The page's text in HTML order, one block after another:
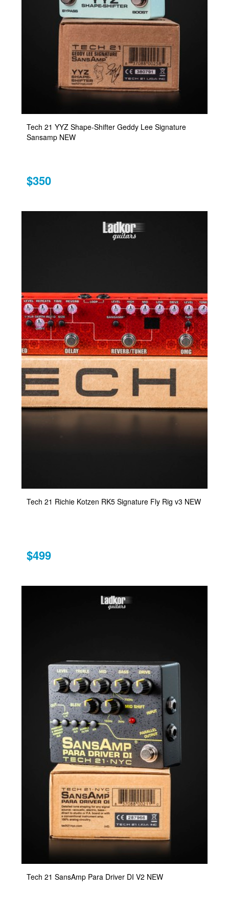
Tech 21 YYZ Shape-Shifter Geddy Lee Signature
Sansamp NEW
$350
Tech 21 Richie Kotzen RK5 Signature Fly Rig v3 NEW
$499
Tech 21 SansAmp Para Driver DI V2 NEW